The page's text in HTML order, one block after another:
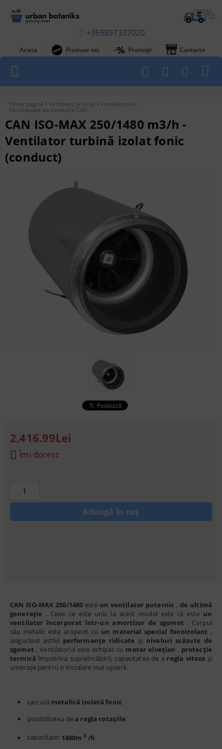
+359897337020
Acasa Produse noi Promoții Contacte
1
Prima pagină Ventilație și climă
Ventilatoare
Ventilatoare de conducte CAN
CAN ISO-MAX 250/1480 m3/h -
Ventilator turbină izolat fonic
(conduct)
CAN ISO-MAX 250/1480 este un ventilator puternic ,de ultimă
generație . Ceea ce este unic la acest model este că este un
ventilator încorporat într-un amortizor de zgomot . Corpul
său metalic este acoperit cu un material special fonoizolant ,
asigurând astfel performanțe ridicate și niveluri scăzute de
zgomot . Ventilatorul este echipat cu motor elvețian , protecție
termică împotriva supraîncălzirii, capacitatea de a regla viteza și
umerașe pentru o instalare mai ușoară.
carcasă metalică izolată fonic
posibilitatea de a regla rotațiile
capacitate: 1480m3 /h
2,416.99Lei
Îmi doresc